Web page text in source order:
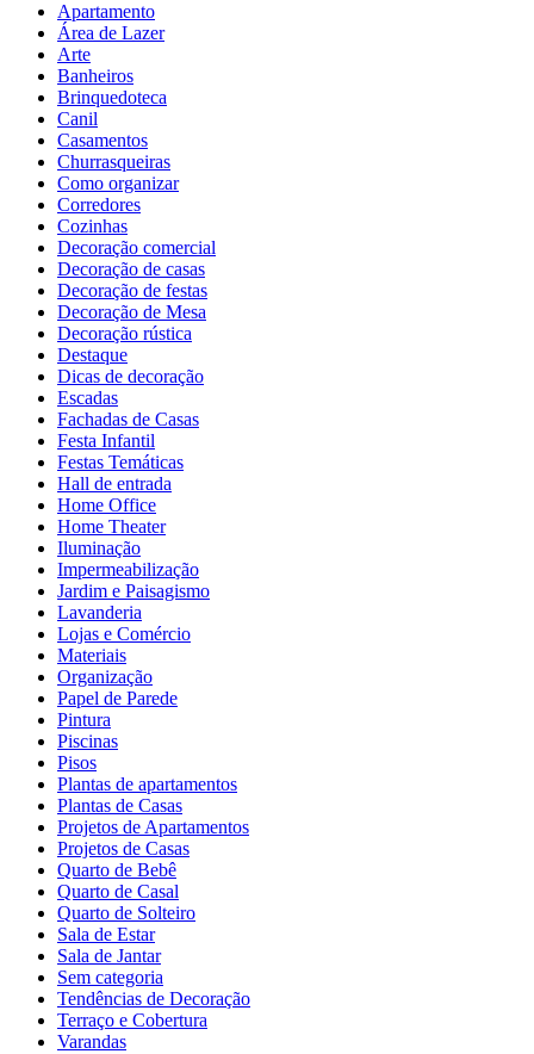
Apartamento
Área de Lazer
Arte
Banheiros
Brinquedoteca
Canil
Casamentos
Churrasqueiras
Como organizar
Corredores
Cozinhas
Decoração comercial
Decoração de casas
Decoração de festas
Decoração de Mesa
Decoração rústica
Destaque
Dicas de decoração
Escadas
Fachadas de Casas
Festa Infantil
Festas Temáticas
Hall de entrada
Home Office
Home Theater
Iluminação
Impermeabilização
Jardim e Paisagismo
Lavanderia
Lojas e Comércio
Materiais
Organização
Papel de Parede
Pintura
Piscinas
Pisos
Plantas de apartamentos
Plantas de Casas
Projetos de Apartamentos
Projetos de Casas
Quarto de Bebê
Quarto de Casal
Quarto de Solteiro
Sala de Estar
Sala de Jantar
Sem categoria
Tendências de Decoração
Terraço e Cobertura
Varandas